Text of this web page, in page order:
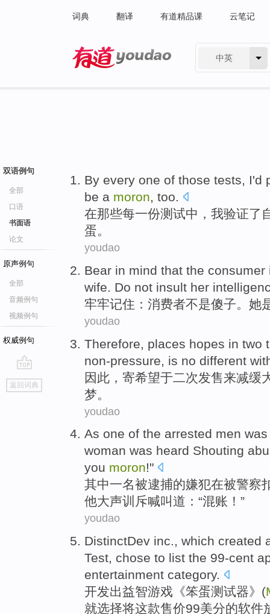
词典 翻译 有道精品课 云笔记
中英
双语例句
全部
口语
书面语
论文
原声例句
全部
音频例句
视频例句
权威例句
go
top
返回词典
By every one of those tests, I'd
be a moron, too.
在那些每一份测试中 ， 我验证了
蛋。
youdao
Bear in mind that the consumer
wife. Do not insult her
牢牢记住 ： 消费者不是傻子。 她
youdao
Therefore places hopes in two
non-pressure, is no different
因此 ， 寄希望于二次发售来减缓
梦。
youdao
As one of the arrested men
woman was heard Shouting
you moron!"
其中一名被逮捕的嫌犯在被警察
他大声训斥喊叫道：“混账！”
youdao
DistinctDev inc., which created
Test, chose to list the 99-cent
entertainment category.
开发出益智游戏 《笨蛋测试器》(
就选择将这款售价99美分的软件